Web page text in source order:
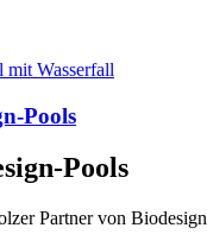
Pools
Pools
Partner von